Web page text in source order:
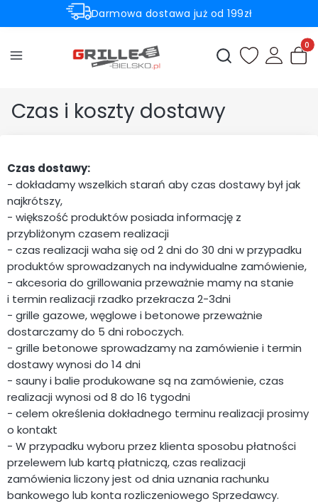
Darmowa dostawa już od 199zł
Otwórz
Czas i koszty dostawy
Czas dostawy:
- dokładamy wszelkich starań aby czas dostawy był jak
najkrótszy,
- większość produktów posiada informację z
przybliżonym czasem realizacji
- czas realizacji waha się od 2 dni do 30 dni w przypadku
produktów sprowadzanych na indywidualne zamówienie,
- akcesoria do grillowania przeważnie mamy na stanie
i termin realizacji rzadko przekracza 2-3dni
- grille gazowe, węglowe i betonowe przeważnie
dostarczamy do 5 dni roboczych.
- grille betonowe sprowadzamy na zamówienie i termin
dostawy wynosi do 14 dni
- sauny i balie produkowane są na zamówienie, czas
realizacji wynosi od 8 do 16 tygodni
- celem określenia dokładnego terminu realizacji prosimy
o kontakt
- W przypadku wyboru przez klienta sposobu płatności
przelewem lub kartą płatniczą, czas realizacji
zamówienia liczony jest od dnia uznania rachunku
bankowego lub konta rozliczeniowego Sprzedawcy.